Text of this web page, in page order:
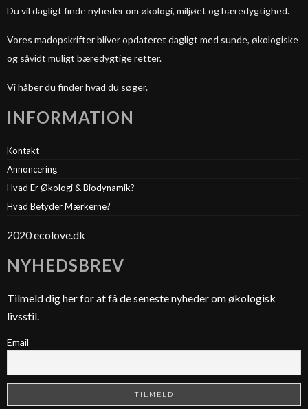
Du vil dagligt finde nyheder om økologi, miljøet og bæredygtighed.
Vores madopskrifter bliver opdateret dagligt med sunde, økologiske
og såvidt muligt bæredygtige retter.
Vi håber du finder hvad du søger.
INFORMATION
Kontakt
Annoncering
Hvad Er Økologi & Biodynamik?
Hvad Betyder Mærkerne?
2020 ecolove.dk
NYHEDSBREV
Tilmeld dig her for at få de seneste nyheder om økologisk
livsstil.
Email